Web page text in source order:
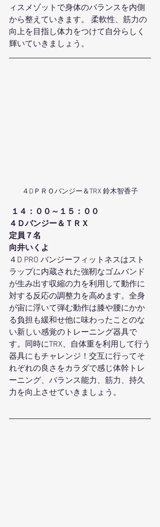
ィスメゾットで身体のバランスを内側
から整えていきます。 柔軟性、筋力の
向上を目指し体力をつけて自分らしく
輝いていきましょう。
４DＰＲＯバンジー＆TRX 鈴木智香子
１４：００～１５：００
４Ｄバンジー＆ＴＲＸ
定員７名
向井いくよ
４D PRO バンジーフィットネスはスト
ラップに内蔵された強靭なゴムバンド
が生み出す収縮の力を利用して動作に
対する反応の調整力を高めます。全身
が宙に浮いて弾む動作は膝や腰にかか
る負担も緩和せ他に味わったことのな
い新しい感覚のトレーニング器具で
す。同時にTRX、自体重を利用して行う
器具にもチャレンジ！交互に行ってそ
れぞれの良さをカラダで感じ体幹トレ
ーニング、バランス能力、筋力、持久
力を向上させていきましょう。